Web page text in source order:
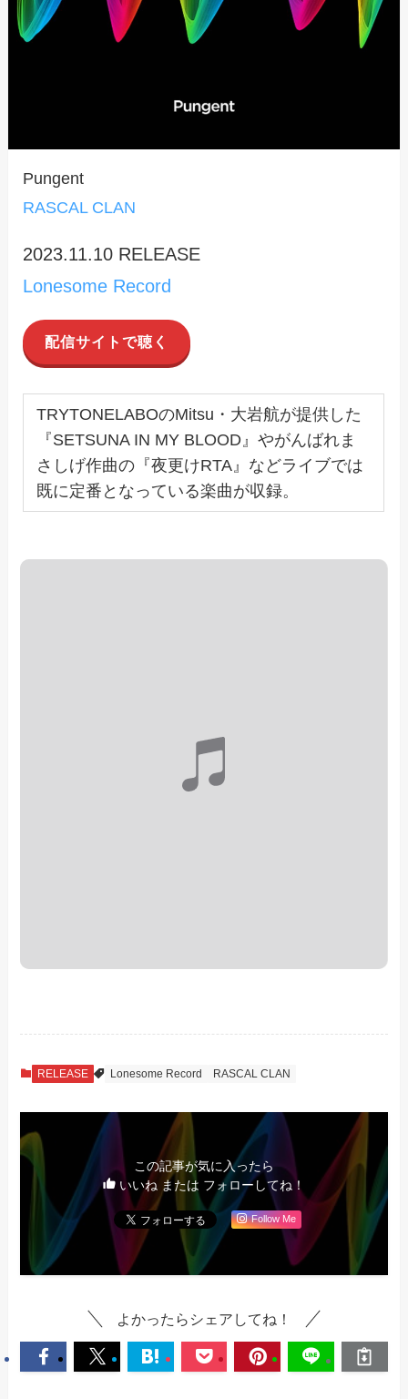
Pungent
RASCAL CLAN
2023.11.10 RELEASE
Lonesome Record
配信サイトで聴く
TRYTONELABOのMitsu・大岩航が提供した
『SETSUNA IN MY BLOOD』やがんばれま
さしげ作曲の『夜更けRTA』などライブでは
既に定番となっている楽曲が収録。
RELEASE Lonesome Record RASCAL CLAN
この記事が気に入ったら
いいね または フォローしてね！
Follow Me
よかったらシェアしてね！